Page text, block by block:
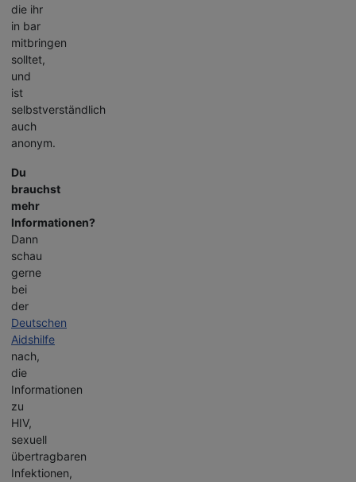
die ihr
in bar
mitbringen
solltet,
und
ist
selbstverständlich
auch
anonym.
Du
brauchst
mehr
Informationen?
Dann
schau
gerne
bei
der
Deutschen
Aidshilfe
nach,
die
Informationen
zu
HIV,
sexuell
übertragbaren
Infektionen,